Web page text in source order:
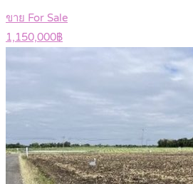
ขาย For Sale
1,150,000฿